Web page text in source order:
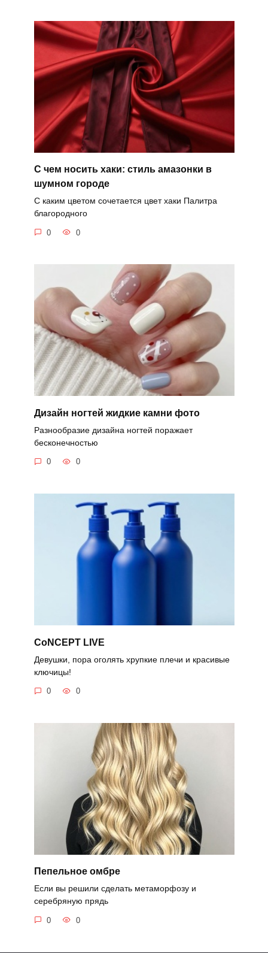
С чем носить хаки: стиль амазонки в
шумном городе
С каким цветом сочетается цвет хаки Палитра
благородного
0 0
Дизайн ногтей жидкие камни фото
Разнообразие дизайна ногтей поражает
бесконечностью
0 0
CoNCEPT LIVE
Девушки, пора оголять хрупкие плечи и красивые
ключицы!
0 0
Пепельное омбре
Если вы решили сделать метаморфозу и
серебряную прядь
0 0